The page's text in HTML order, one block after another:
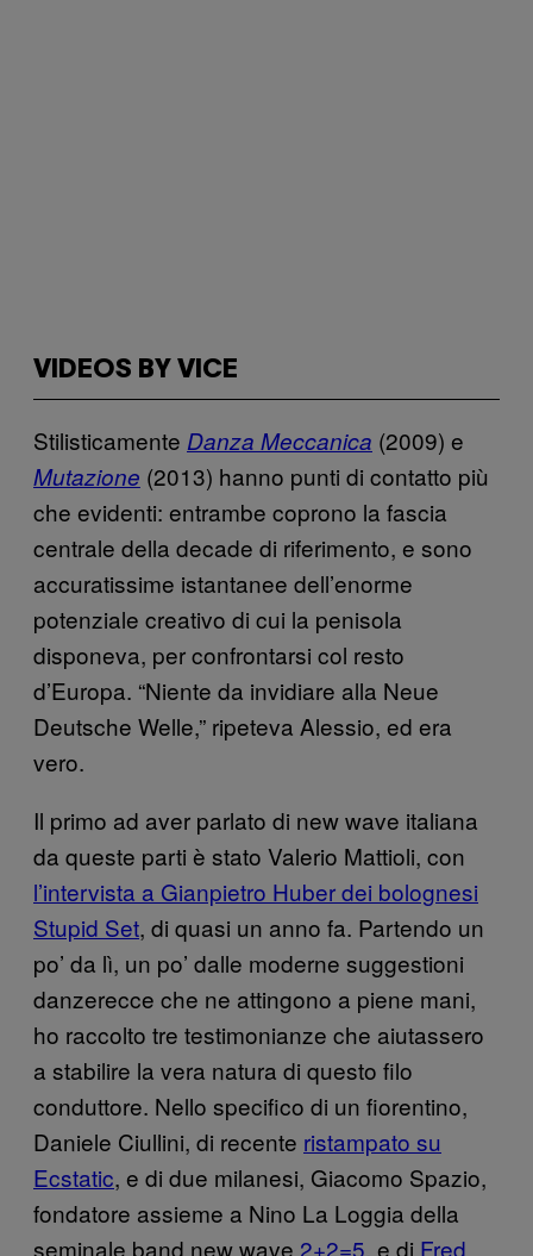
VIDEOS BY VICE
Stilisticamente Danza Meccanica (2009) e
Mutazione (2013) hanno punti di contatto più
che evidenti: entrambe coprono la fascia
centrale della decade di riferimento, e sono
accuratissime istantanee dell’enorme
potenziale creativo di cui la penisola
disponeva, per confrontarsi col resto
d’Europa. “Niente da invidiare alla Neue
Deutsche Welle,” ripeteva Alessio, ed era
vero.
Il primo ad aver parlato di new wave italiana
da queste parti è stato Valerio Mattioli, con
l’intervista a Gianpietro Huber dei bolognesi
Stupid Set, di quasi un anno fa. Partendo un
po’ da lì, un po’ dalle moderne suggestioni
danzerecce che ne attingono a piene mani,
ho raccolto tre testimonianze che aiutassero
a stabilire la vera natura di questo filo
conduttore. Nello specifico di un fiorentino,
Daniele Ciullini, di recente ristampato su
Ecstatic, e di due milanesi, Giacomo Spazio,
fondatore assieme a Nino La Loggia della
seminale band new wave 2+2=5, e di Fred